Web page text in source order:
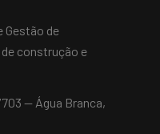
Gestão de
construção e
— Água Branca,